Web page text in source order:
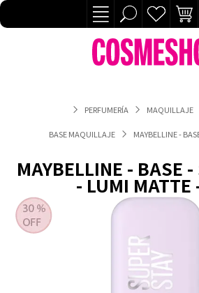
PERFUMERÍA MAQUILLAJE
BASE MAQUILLAJE MAYBELLINE -
MAYBELLINE - BASE -
- LUMI MATTE